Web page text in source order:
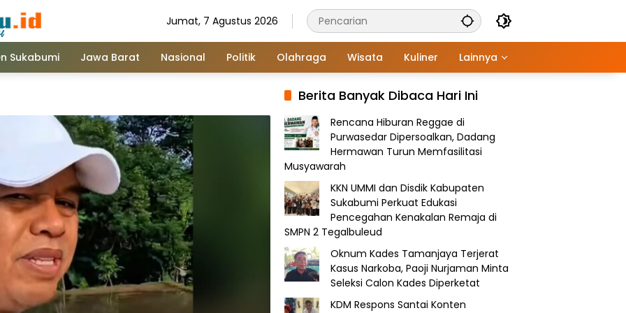
Jumat, 7 Agustus 2026
Sukabumi Jawa Barat Nasional Politik Olahraga Wisata Kuliner Lainnya
Berita Banyak Dibaca Hari Ini
Rencana Hiburan Reggae di
Purwasedar Dipersoalkan, Dadang
Hermawan Turun Memfasilitasi
Musyawarah
KKN UMMI dan Disdik Kabupaten
Sukabumi Perkuat Edukasi
Pencegahan Kenakalan Remaja di
SMPN 2 Tegalbuleud
Oknum Kades Tamanjaya Terjerat
Kasus Narkoba, Paoji Nurjaman Minta
Seleksi Calon Kades Diperketat
KDM Respons Santai Konten